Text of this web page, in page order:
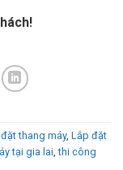
thang máy, Lắp đặt
tại gia lai,thi công